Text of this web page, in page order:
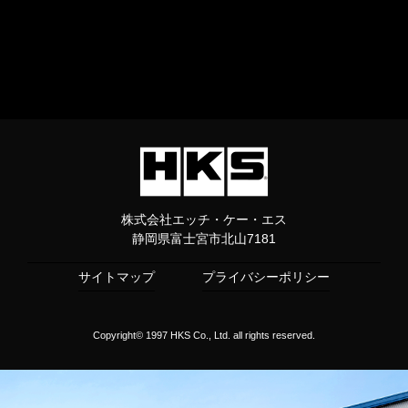
株式会社エッチ・ケー・エス
静岡県富士宮市北山7181
サイトマップ プライバシーポリシー
Copyright© 1997 HKS Co., Ltd. all rights reserved.